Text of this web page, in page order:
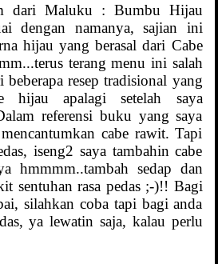
dari Maluku : Bumbu Hijau
dengan namanya, sajian ini
hijau yang berasal dari Cabe
terang menu ini salah
beberapa resep tradisional yang
hijau apalagi setelah saya
referensi buku yang saya
cabe rawit. Tapi
iseng2 saya tambahin cabe
hmmmm..tambah sedap dan
sentuhan rasa pedas ;-)!! Bagi
silahkan coba tapi bagi anda
ya lewatin saja, kalau perlu